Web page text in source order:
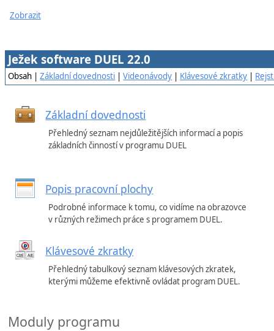
Zobrazit
Ježek software DUEL 22.0
Obsah |Základní dovednosti |Videonávody Klávesové zkratky
Základní dovednosti
Přehledný seznam nejdůležitějších informací a popis
základních činností v programu DUEL
Popis pracovní plochy
Podrobné informace k tomu, co vidíme na obrazovce
v různých režimech práce s programem DUEL.
Klávesové zkratky
Přehledný tabulkový seznam klávesových zkratek,
kterými můžeme efektivně ovládat program DUEL.
Moduly programu